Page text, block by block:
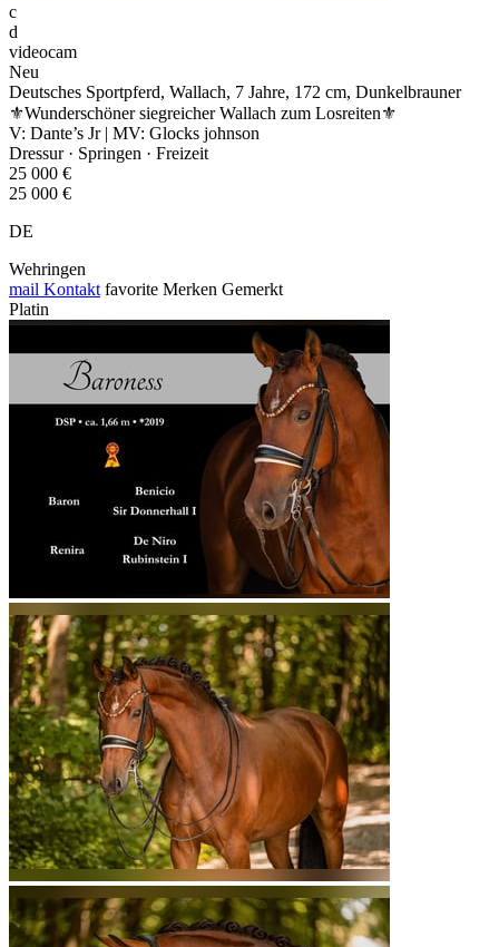
c
d
videocam
Neu
Deutsches Sportpferd, Wallach, 7 Jahre, 172 cm, Dunkelbrauner
⚜️Wunderschöner siegreicher Wallach zum Losreiten⚜️
V: Dante’s Jr | MV: Glocks johnson
Dressur · Springen · Freizeit
25 000 €
25 000 €
DE
Wehringen
mail Kontakt favorite Merken Gemerkt
Platin